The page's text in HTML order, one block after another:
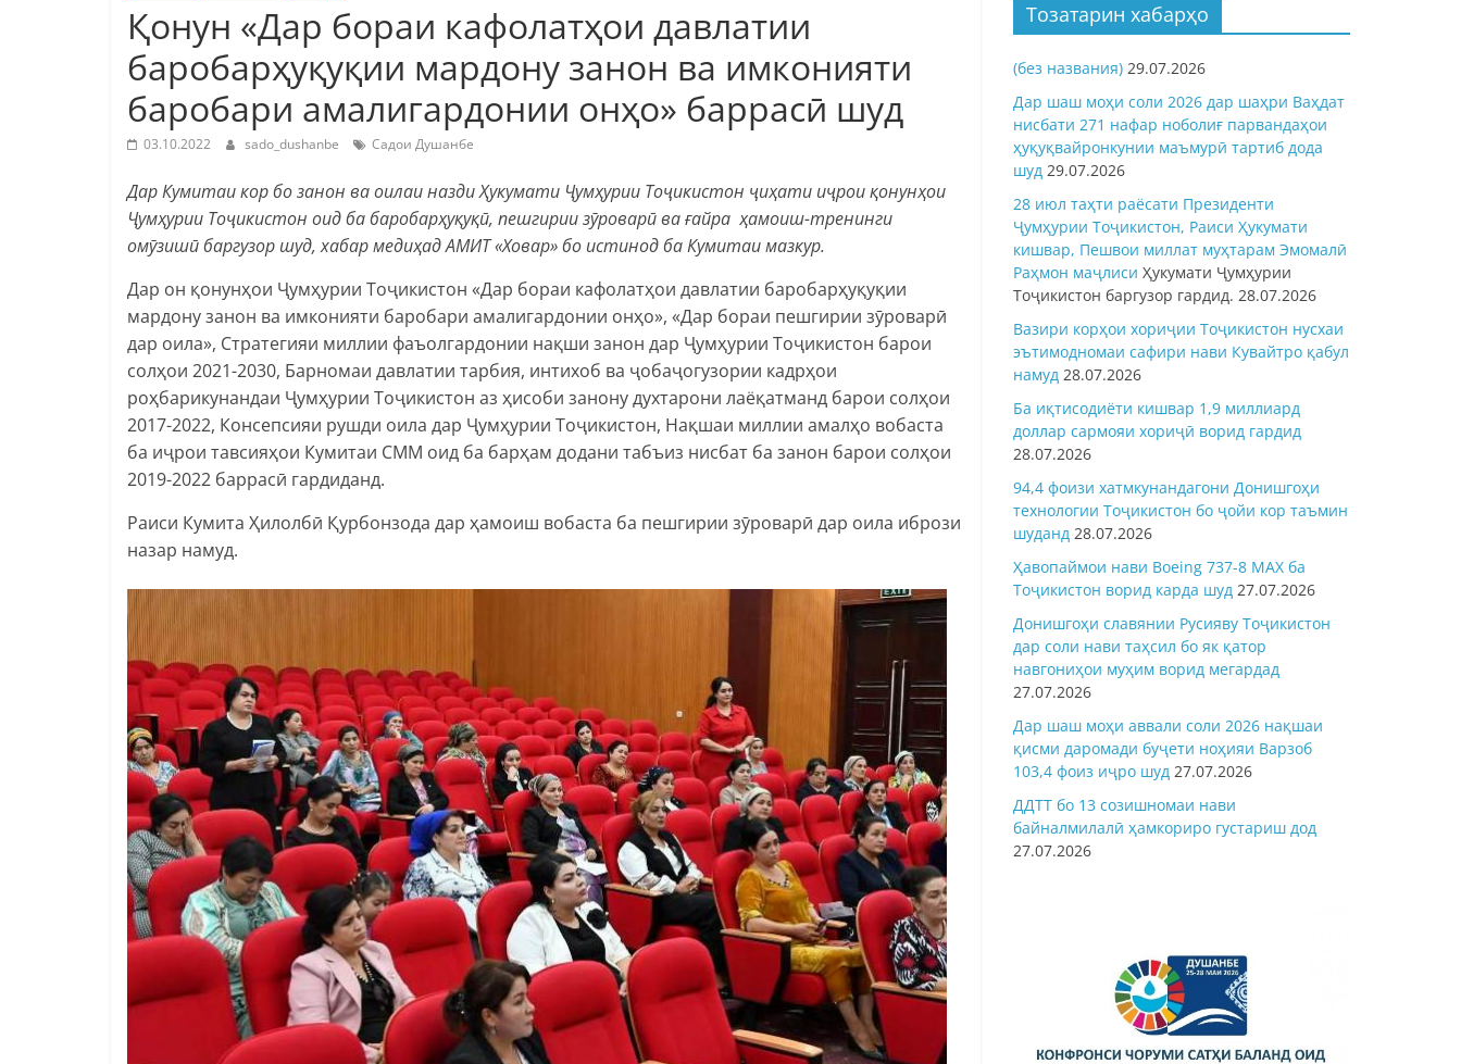
Қонун «Дар бораи кафолатҳои давлатии
баробарҳуқуқии мардону занон ва имконияти
баробари амалигардонии онҳо» баррасӣ шуд
03.10.2022 sado_dushanbe Садои Душанбе
Дар Кумитаи кор бо занон ва оилаи назди Ҳукумати Ҷумҳурии Тоҷикистон ҷиҳати иҷрои қонунҳои
Ҷумҳурии Тоҷикистон оид ба баробарҳуқуқӣ, пешгирии зӯроварӣ ва ғайра ҳамоиш-тренинги
омӯзишӣ баргузор шуд, хабар медиҳад АМИТ «Ховар» бо истинод ба Кумитаи мазкур.
Дар он қонунҳои Ҷумҳурии Тоҷикистон «Дар бораи кафолатҳои давлатии баробарҳуқуқии
мардону занон ва имконияти баробари амалигардонии онҳо», «Дар бораи пешгирии зӯроварӣ
дар оила», Стратегияи миллии фаъолгардонии нақши занон дар Ҷумҳурии Тоҷикистон барои
солҳои 2021-2030, Барномаи давлатии тарбия, интихоб ва ҷобаҷогузории кадрҳои
роҳбарикунандаи Ҷумҳурии Тоҷикистон аз ҳисоби занону духтарони лаёқатманд барои солҳои
2017-2022, Консепсияи рушди оила дар Ҷумҳурии Тоҷикистон, Нақшаи миллии амалҳо вобаста
ба иҷрои тавсияҳои Кумитаи СММ оид ба барҳам додани табъиз нисбат ба занон барои солҳои
2019-2022 баррасӣ гардиданд.
Раиси Кумита Ҳилолбӣ Қурбонзода дар ҳамоиш вобаста ба пешгирии зӯроварӣ дар оила ибрози
назар намуд.
Тозатарин хабарҳо
(без названия) 29.07.2026
Дар шаш моҳи соли 2026 дар шаҳри Ваҳдат
нисбати 271 нафар ноболиғ парвандаҳои
ҳуқуқвайронкунии маъмурӣ тартиб дода
шуд 29.07.2026
28 июл таҳти раёсати Президенти
Ҷумҳурии Тоҷикистон, Раиси Ҳукумати
кишвар, Пешвои миллат муҳтарам Эмомалӣ
Раҳмон маҷлиси Ҳукумати Ҷумҳурии
Тоҷикистон баргузор гардид. 28.07.2026
Вазири корҳои хориҷии Тоҷикистон нусхаи
эътимодномаи сафири нави Кувайтро қабул
намуд 28.07.2026
Ба иқтисодиёти кишвар 1,9 миллиард
доллар сармояи хориҷӣ ворид гардид
28.07.2026
94,4 фоизи хатмкунандагони Донишгоҳи
технологии Тоҷикистон бо ҷойи кор таъмин
шуданд 28.07.2026
Ҳавопаймои нави Boeing 737-8 MAX ба
Тоҷикистон ворид карда шуд 27.07.2026
Донишгоҳи славянии Русияву Тоҷикистон
дар соли нави таҳсил бо як қатор
навгониҳои муҳим ворид мегардад
27.07.2026
Дар шаш моҳи аввали соли 2026 нақшаи
қисми даромади буҷети ноҳияи Варзоб
103,4 фоиз иҷро шуд 27.07.2026
ДДТТ бо 13 созишномаи нави
байналмилалӣ ҳамкориро густариш дод
27.07.2026